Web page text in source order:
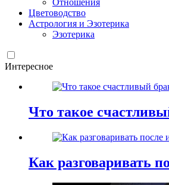
Отношения
Цветоводство
Астрология и Эзотерика
Эзотерика
Интересное
Что такое
Как разговаривать